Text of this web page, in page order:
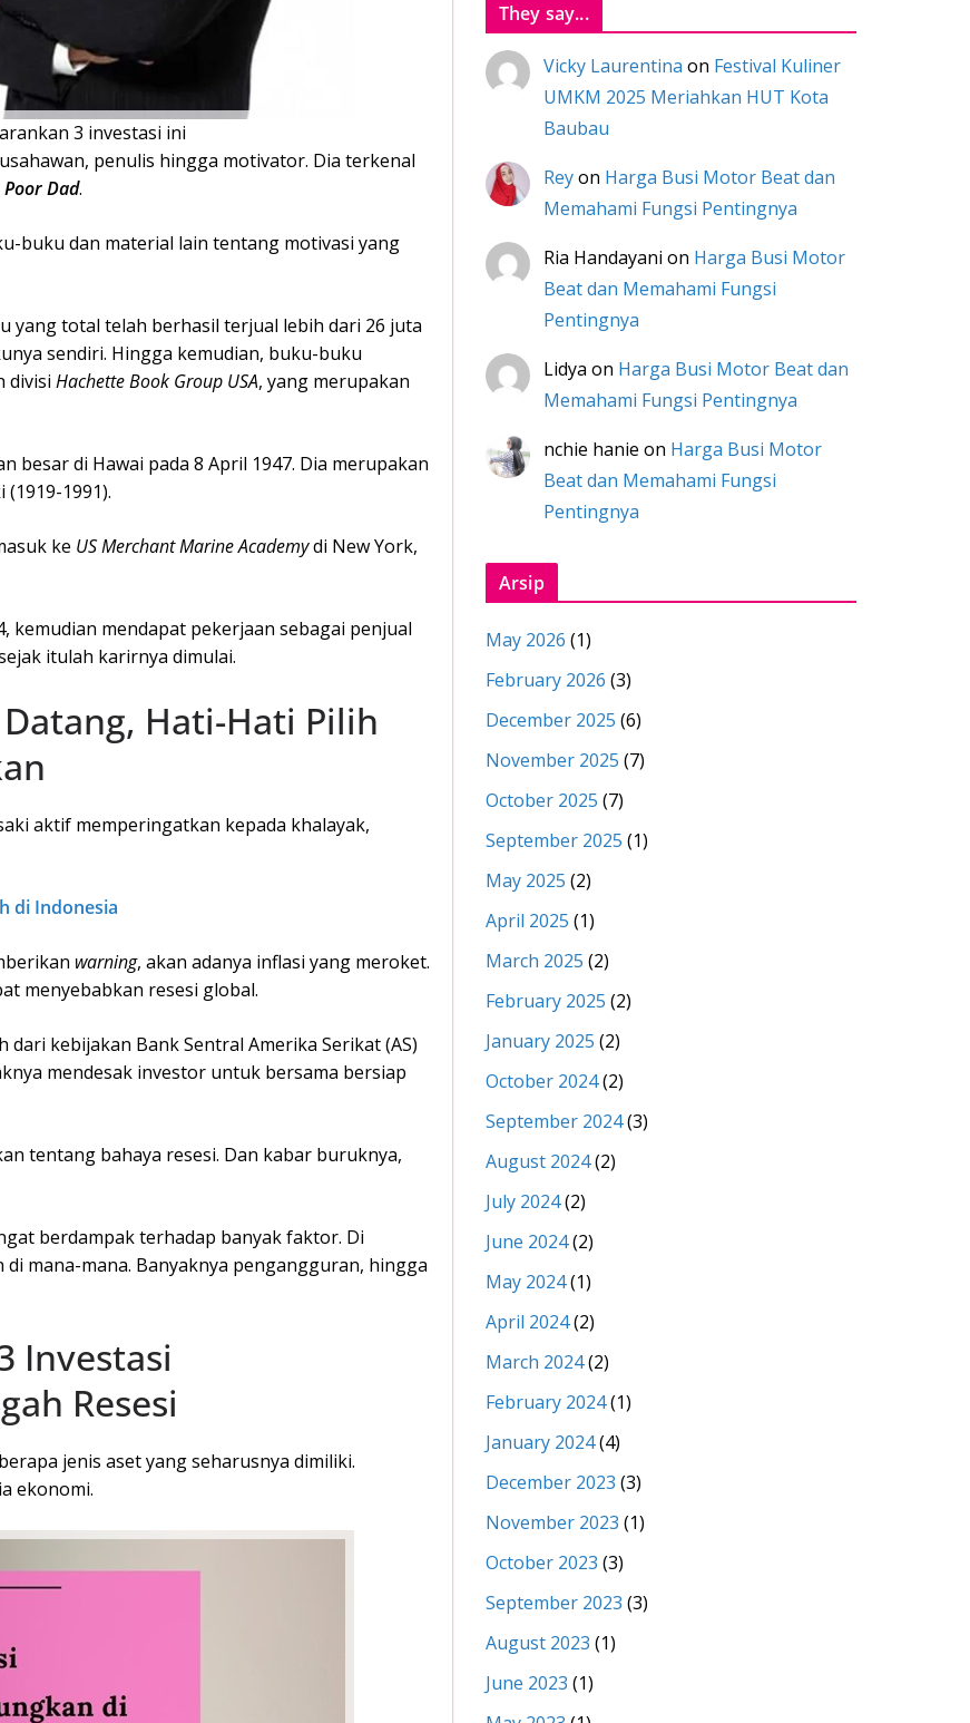
3 investasi ini
penulis hingga motivator. Dia terkenal
Poor Dad.
buku dan material lain tentang motivasi yang
yang total telah berhasil terjual lebih dari 26 juta
sendiri. Hingga kemudian, buku-buku
divisi Hachette Book Group USA, yang merupakan
besar di Hawai pada 8 April 1947. Dia merupakan
1991).
ke US Merchant Marine Academydi New York,
kemudian mendapat pekerjaan sebagai penjual
itulah karirnya dimulai.
Hati-Hati Pilih
aktif memperingatkan kepada khalayak,
di Indonesia
warning, akan adanya inflasi yang meroket.
menyebabkan resesi global.
kebijakan Bank Sentral Amerika Serikat (AS)
mendesak investor untuk bersama bersiap
tentang bahaya resesi. Dan kabar buruknya,
berdampak terhadap banyak faktor. Di
mana-mana. Banyaknya pengangguran, hingga
Investasi
Resesi
jenis aset yang seharusnya dimiliki.
ekonomi.
They say...
Vicky Laurentina on Festival Kuliner
UMKM 2025 Meriahkan HUT Kota
Baubau
Reyon Harga Busi Motor Beat dan
Memahami Fungsi Pentingnya
Ria Handayani on Harga Busi Motor
Beat dan Memahami Fungsi
Pentingnya
Lidya on Harga Busi Motor Beat dan
Memahami Fungsi Pentingnya
nchie hanie on Harga Busi Motor
Beat dan Memahami Fungsi
Pentingnya
Arsip
May 2026 (1)
February 2026 (3)
December 2025 (6)
November 2025 (7)
October 2025 (7)
September 2025 (1)
May 2025 (2)
April 2025 (1)
March 2025 (2)
February 2025 (2)
January 2025 (2)
October 2024(2)
September 2024(3)
August 2024(2)
July 2024(2)
June 2024(2)
May 2024(1)
April 2024(2)
March 2024(2)
February 2024(1)
January 2024(4)
December 2023 (3)
November 2023 (1)
October 2023 (3)
September 2023 (3)
August 2023 (1)
June 2023 (1)